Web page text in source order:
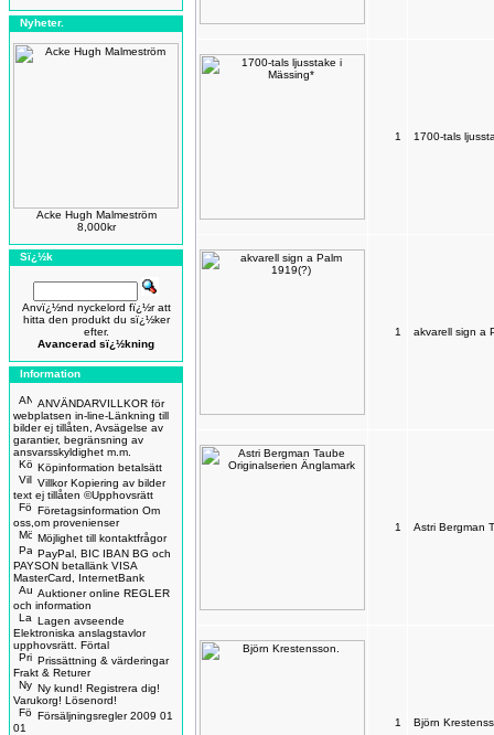
Nyheter.
Acke Hugh Malmeström
8,000kr
Sï¿½k
Anvï¿½nd nyckelord fï¿½r att
hitta den produkt du sï¿½ker
efter.
Avancerad sï¿½kning
Information
ANVÄNDARVILLKOR för
webplatsen in-line-Länkning till
bilder ej tillåten, Avsägelse av
garantier, begränsning av
ansvarsskyldighet m.m.
Köpinformation betalsätt
Villkor Kopiering av bilder
text ej tillåten ©Upphovsrätt
Företagsinformation Om
oss,om provenienser
Möjlighet till kontaktfrågor
PayPal, BIC IBAN BG och
PAYSON betallänk VISA
MasterCard, InternetBank
Auktioner online REGLER
och information
Lagen avseende
Elektroniska anslagstavlor
upphovsrätt. Förtal
Prissättning & värderingar
Frakt & Returer
Ny kund! Registrera dig!
Varukorg! Lösenord!
Försäljningsregler 2009 01
01
1 1700-tals
1 akvarell sign a
1 Astri Bergman
1 Björn